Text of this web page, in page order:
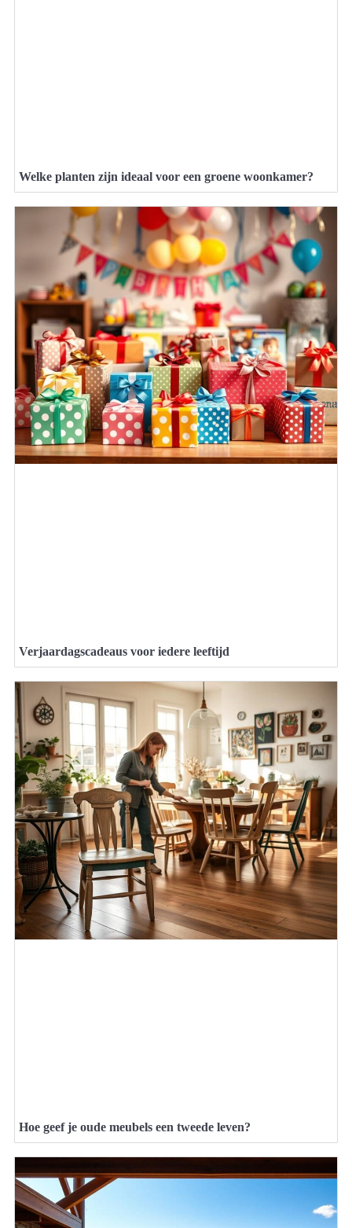
Welke planten zijn ideaal voor een groene woonkamer?
Verjaardagscadeaus voor iedere leeftijd
Hoe geef je oude meubels een tweede leven?